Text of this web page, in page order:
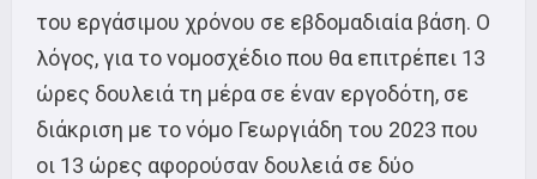
του εργάσιμου χρόνου σε εβδομαδιαία βάση. Ο
λόγος, για το νομοσχέδιο που θα επιτρέπει 13
ώρες δουλειά τη μέρα σε έναν εργοδότη, σε
διάκριση με το νόμο Γεωργιάδη του 2023 που
οι 13 ώρες αφορούσαν δουλειά σε δύο